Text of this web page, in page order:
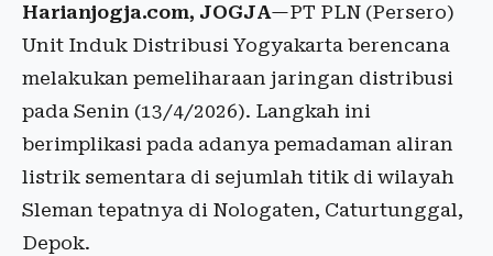
Harianjogja.com, JOGJA—PT PLN (Persero)
Unit Induk Distribusi Yogyakarta berencana
melakukan pemeliharaan jaringan distribusi
pada Senin (13/4/2026). Langkah ini
berimplikasi pada adanya pemadaman aliran
listrik sementara di sejumlah titik di wilayah
Sleman tepatnya di Nologaten, Caturtunggal,
Depok.